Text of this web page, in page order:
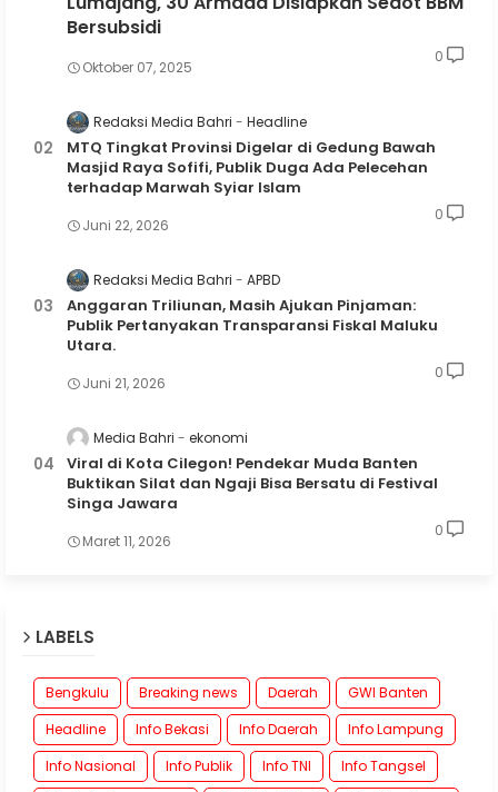
Bersubsidi
Oktober 07, 2025
0
Redaksi Media Bahri Headline
MTQ Tingkat Provinsi Digelar di Gedung Bawah
Masjid Raya Sofifi, Publik Duga Ada Pelecehan
terhadap Marwah Syiar Islam
Juni 22, 2026
0
Redaksi Media Bahri APBD
Anggaran Triliunan, Masih Ajukan Pinjaman:
Publik Pertanyakan Transparansi Fiskal Maluku
Utara.
Juni 21, 2026
0
Media Bahri ekonomi
Viral di Kota Cilegon! Pendekar Muda Banten
Buktikan Silat dan Ngaji Bisa Bersatu di Festival
Singa Jawara
Maret 11, 2026
0
LABELS
Bengkulu Breaking news Daerah
GWI Banten
Headline
Info Bekasi Info Daerah
Info Lampung
Info Nasional
Info Publik Info TNI
Info Tangsel